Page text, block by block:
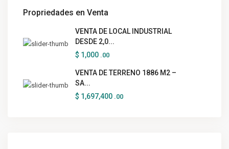
Propriedades en Venta
VENTA DE LOCAL INDUSTRIAL
DESDE 2,0...
$ 1,000 .00
VENTA DE TERRENO 1886 M2 –
SA...
$ 1,697,400 .00